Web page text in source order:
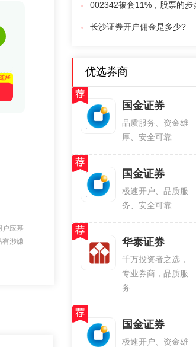
择
户应基
有涉嫌
长沙证券开户佣金是多少?
优选券商
国金证券
品质服务、资金雄
厚、安全可靠
国金证券
极速开户、品质服
务、安全可靠
华泰证券
千万投资者之选，
专业券商，品质服
务
国金证券
极速开户、资金雄